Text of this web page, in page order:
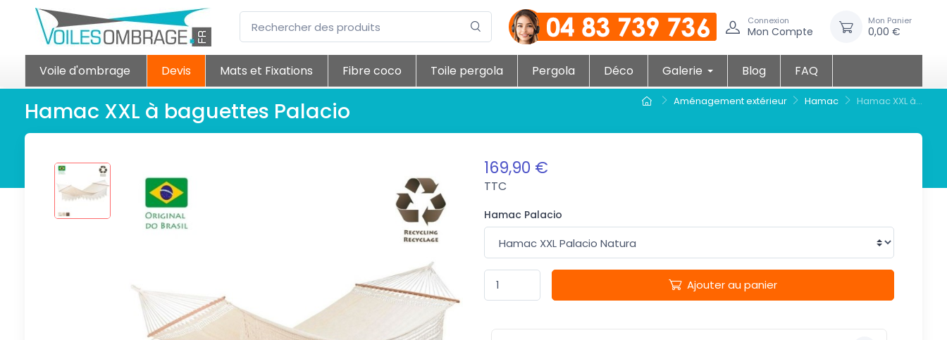
Connexion
Mon Compte
Mon Panier
0,00 €
Voile d'ombrage Devis Mats et Fixations Fibre coco Toile pergola Pergola Déco Galerie Blog FAQ
Aménagement extérieur Hamac Hamac XXL à...
Hamac XXL à baguettes Palacio
169,90 €
TTC
Hamac Palacio
Ajouter au panier